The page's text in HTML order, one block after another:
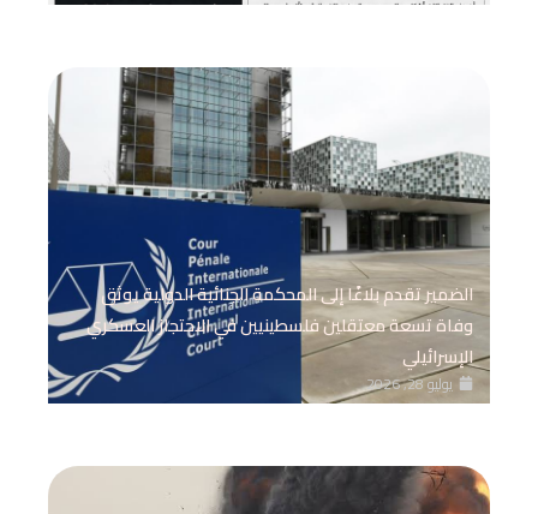
الضمير تقدم بلاغًا إلى المحكمة الجنائية الدولية يوثق
وفاة تسعة معتقلين فلسطينيين في الاحتجاز العسكري
الإسرائيلي
يوليو 28, 2026